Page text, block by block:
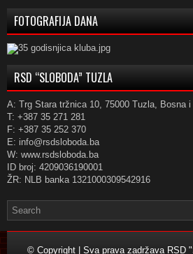
FOTOGRAFIJA DANA
RSD “SLOBODA” TUZLA
A: Trg Stara tržnica 10, 75000 Tuzla, Bosna i
T: +387 35 271 281
F: +387 35 252 370
E: info@rsdsloboda.ba
W: www.rsdsloboda.ba
ID broj: 4209036190001
ŽR: NLB banka 1321000309542916
© Copyright | Sva prava zadržava RSD